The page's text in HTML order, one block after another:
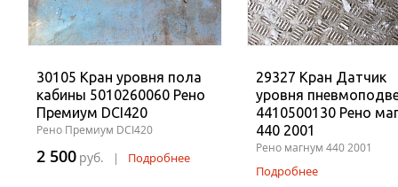
30105 Кран уровня пола
кабины 5010260060 Рено
Премиум DCI420
Рено Премиум DCI420
2 500 руб. | Подробнее
29327 Кран Датчик
уровня
4410500130 Рено
440 2001
Рено магнум 440 2001
Подробнее